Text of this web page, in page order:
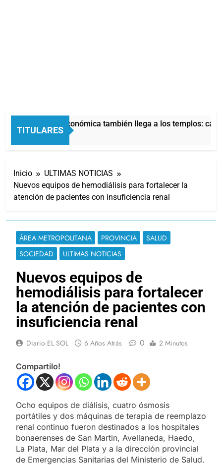
TITULARES
La crisis económica también llega a los templos:
10 Horas Atrás
Inicio
ULTIMAS NOTICIAS
Nuevos equipos de hemodiálisis para fortalecer la
atención de pacientes con insuficiencia renal
ÁREA METROPOLITANA PROVINCIA
SALUD
SOCIEDAD
ULTIMAS NOTICIAS
Nuevos equipos de
hemodiálisis para fortalecer
la atención de pacientes con
insuficiencia renal
Diario EL SOL 6 Años Atrás 0 2 Minutos
Compartilo!
Ocho equipos de diálisis, cuatro ósmosis
portátiles y dos máquinas de terapia de reemplazo
renal continuo fueron destinados a los hospitales
bonaerenses de San Martin, Avellaneda, Haedo,
La Plata, Mar del Plata y a la dirección provincial
de Emergencias Sanitarias del Ministerio de Salud.